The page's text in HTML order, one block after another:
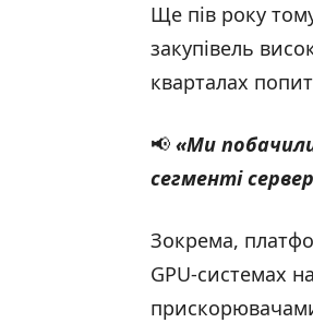
Ще пів року
закупівель
кварталах
📢 «Ми
сегменті
Зокрема,
GPU-системах